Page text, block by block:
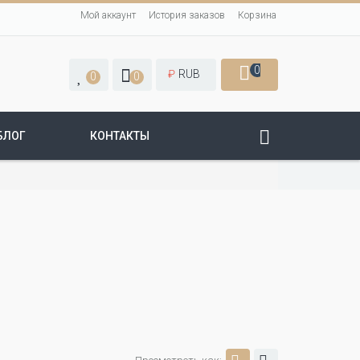
Мой аккаунт История заказов Корзина
0 0 ₽ RUB 0
КОНТАКТЫ